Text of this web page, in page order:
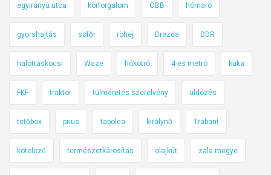
egyirányú utca körforgalom OBB hómaró
gyorshajtás sofőr röhej Drezda DDR
halottaskocsi Waze hókotró 4-es metró kuka
FKF traktor túlméretes szerelvény üldözés
tetőbox prius tapolca királynő Trabant
kötelező természetkárosítás olajkút zala megye